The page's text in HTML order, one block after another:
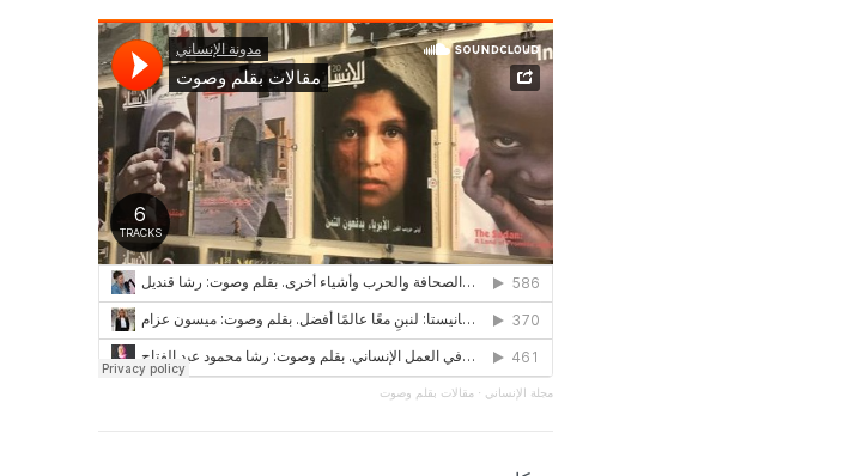
مجلة الإنساني · مقالات بقلم وصوت